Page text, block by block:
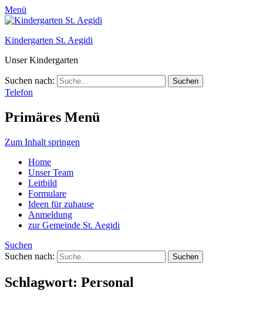
Menü
Kindergarten St. Aegidi
Unser Kindergarten
Suchen nach:
Telefon
Primäres Menü
Zum Inhalt springen
Home
Unser Team
Leitbild
Formulare
Ideen für zuhause
Anmeldung
zur Gemeinde St. Aegidi
Suchen
Suchen nach:
Schlagwort: Personal